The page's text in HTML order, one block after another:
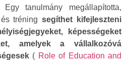
tanulmány megállapította,
és tréningsegíthet kifejleszteni
képességeket
amelyek a vállalkozóvá
( Role of Education and